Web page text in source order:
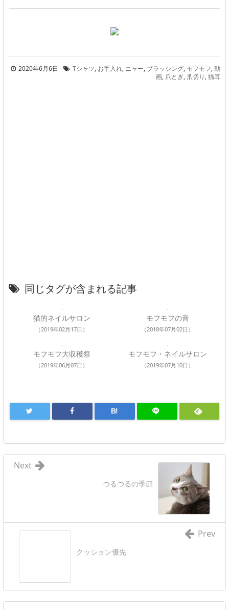
2020年6月6日 Tシャツ, お手入れ, ニャー, ブラッシング, モフモフ,動
画, 爪とぎ, 爪切り ,猫耳
同じタグが含まれる記事
猫的ネイルサロン
（2019年02月17日）
モフモフの音
（2018年07月02日）
モフモフ大収穫祭
（2019年06月07日）
モフモフ・ネイルサロン
（2019年07月10日）
B!
つるつるの季節
Next
クッション優先
Prev